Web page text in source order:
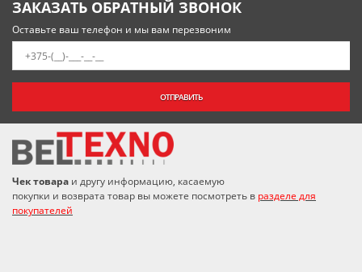
ЗАКАЗАТЬ ОБРАТНЫЙ ЗВОНОК
Оставьте ваш телефон и мы вам перезвоним
ОТПРАВИТЬ
Чек товара и другу информацию, касаемую
покупки и возврата товар вы можете посмотреть в разделе для
покупателей